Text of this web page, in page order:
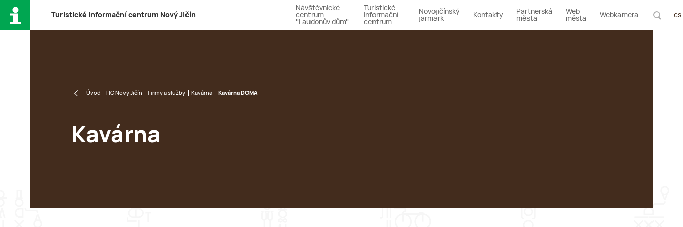
Turistické informační centrum Nový Jičín
Návštěvnické
centrum
''Laudonův dům''
Turistické
informační
centrum
Novojičínský
jarmark
Kontakty
Partnerská
města
Web
města
Webkamera cs
Úvod - TIC Nový Jičín Firmy a služby Kavárna Kavárna DOMA
Kavárna